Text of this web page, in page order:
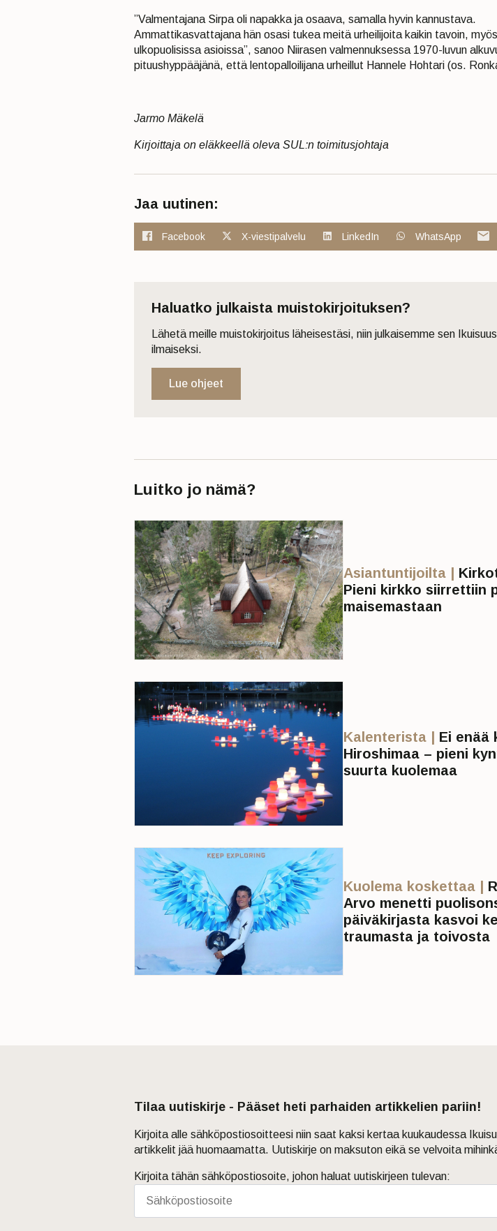
”Valmentajana Sirpa oli napakka ja osaava, samalla hyvin kannustava.
Ammattikasvattajana hän osasi tukea meitä urheilijoita kaikin tavoin,
ulkopuolisissa asioissa”, sanoo Niirasen valmennuksessa 1970-luvun
pituushyppääjänä, että lentopalloilijana urheillut Hannele Hohtari (os.
Jarmo Mäkelä
Kirjoittaja on eläkkeellä oleva SUL:n toimitusjohtaja
Jaa uutinen:
Facebook X-viestipalvelu LinkedIn WhatsApp
Haluatko julkaista muistokirjoituksen?
Lähetä meille muistokirjoitus läheisestäsi, niin julkaisemme sen
ilmaiseksi.
Lue ohjeet
Luitko jo nämä?
Asiantuntijoilta |
Pieni kirkko siirrettiin
maisemastaan
Kalenterista | Ei enää
Hiroshimaa – pieni
suurta kuolemaa
Kuolema koskettaa |
Arvo menetti
päiväkirjasta kasvoi
traumasta ja toivosta
Tilaa uutiskirje - Pääset heti parhaiden artikkelien pariin!
Kirjoita alle sähköpostiosoitteesi niin saat kaksi kertaa kuukaudessa
artikkelit jää huomaamatta. Uutiskirje on maksuton eikä se velvoita
Kirjoita tähän sähköpostiosoite, johon haluat uutiskirjeen tulevan: